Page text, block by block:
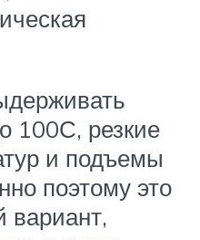
100С, резкие
и подъемы
поэтому это
вариант,